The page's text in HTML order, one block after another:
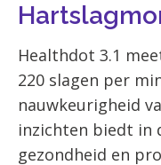
Healthdot 3.1
220 slagen per
nauwkeurigheid
inzichten biedt in
gezondheid en